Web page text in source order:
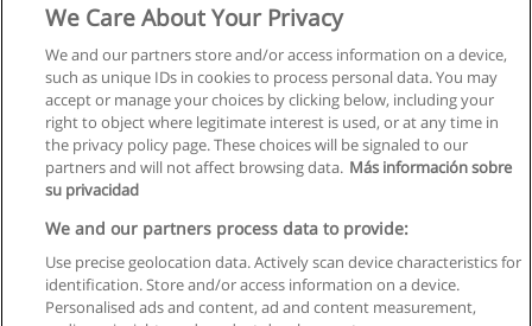
Regulamin
We Care About Your Privacy
We and our partners store and/or access information on a device,
such as unique IDs in cookies to process personal data. You may
accept or manage your choices by clicking below, including your
right to object where legitimate interest is used, or at any time in
the privacy policy page. These choices will be signaled to our
partners and will not affect browsing data. Más información sobre
su privacidad
We and our partners process data to provide:
Use precise geolocation data. Actively scan device characteristics for
identification. Store and/or access information on a device.
Personalised ads and content, ad and content measurement,